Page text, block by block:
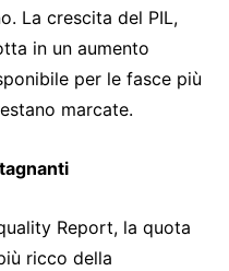
La crescita del PIL,
in un aumento
per le fasce più
marcate.
Report, la quota
ricco della